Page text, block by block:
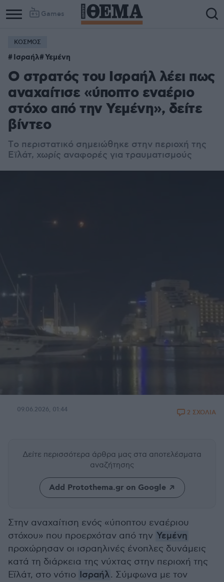
Games
Column
1
Column
2
ΚΟΣΜΟΣ
Ισραήλ Υεμένη
Ο στρατός του Ισραήλ λέει πως
αναχαίτισε «ύποπτο εναέριο
στόχο από την Υεμένη», δείτε
βίντεο
Tο περιστατικό σημειώθηκε στην περιοχή της
Εϊλάτ, χωρίς αναφορές για τραυματισμούς
09.06.2026, 01:44 2 ΣΧΟΛΙΑ
Δείτε περισσότερα άρθρα μας στα αποτελέσματα
αναζήτησης
Add Protothema.gr on Google
Στην αναχαίτιση ενός «ύποπτου εναέριου
στόχου» που προερχόταν από την Υεμένη
προχώρησαν οι ισραηλινές ένοπλες δυνάμεις
κατά τη διάρκεια της νύχτας στην περιοχή της
Εϊλάτ, στο νότιο Ισραήλ. Σύμφωνα με τον